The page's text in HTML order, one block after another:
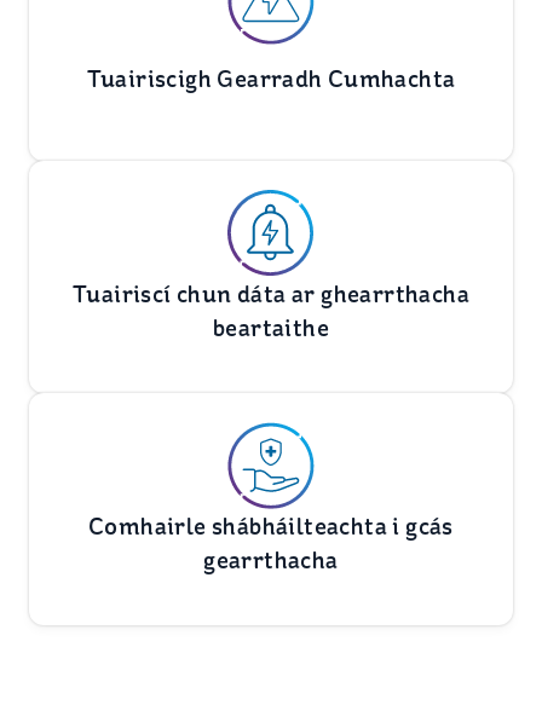
Tuairiscigh Gearradh Cumhachta
Tuairiscí chun dáta ar ghearrthacha
beartaithe
Comhairle shábháilteachta i gcás
gearrthacha